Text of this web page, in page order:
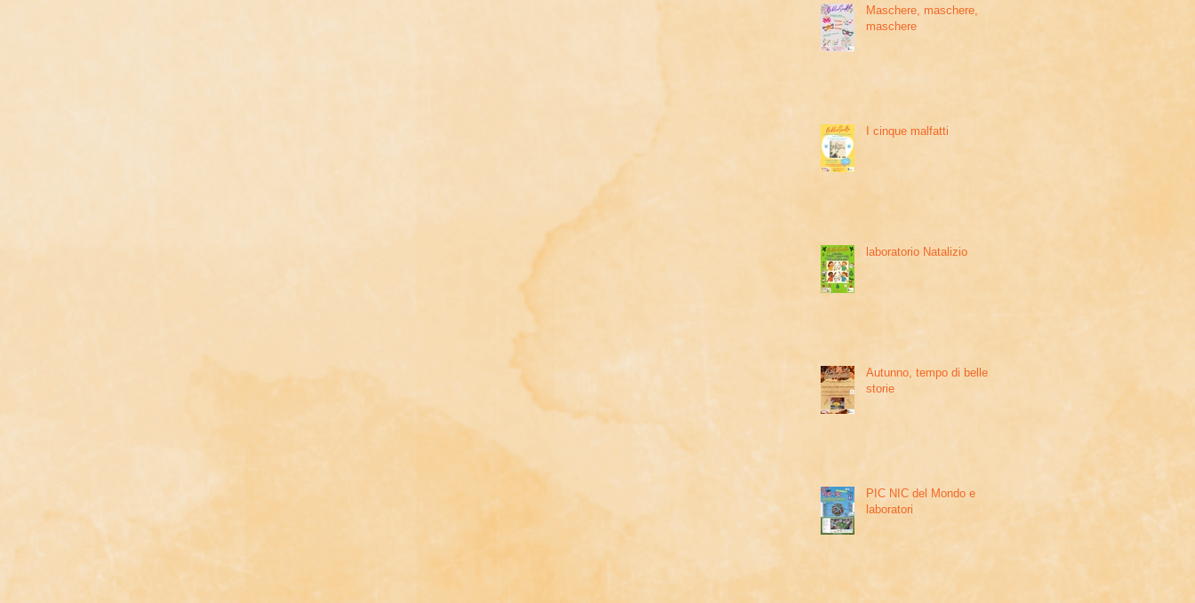
Maschere, maschere,
maschere
I cinque malfatti
laboratorio Natalizio
Autunno, tempo di belle
storie
PIC NIC del Mondo e
laboratori